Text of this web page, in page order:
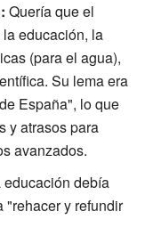
Quería que el
educación, la
(para el agua),
Su lema era
España", lo que
y atrasos para
avanzados.
debía
"rehacer y refundir